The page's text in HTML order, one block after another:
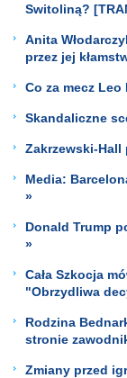
Switoliną?
Anita
przez jej
Co za mecz
Skandaliczne
Zakrzewski-Hall
Media:
»
Donald Trump
»
Cała Szkocja
"Obrzydliwa
Rodzina
stronie
Zmiany przed